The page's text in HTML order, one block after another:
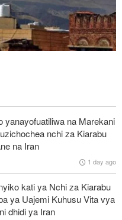
wakuu kwa kufeli
wa serikali kutaka
Hiroshima, Katibu Mkuu wa
yanayofuatiliwa na Marekani
nchi za Kiarabu
na Iran
1 day ago
kati ya Nchi za Kiarabu
ya Uajemi Kuhusu Vita vya
dhidi ya Iran